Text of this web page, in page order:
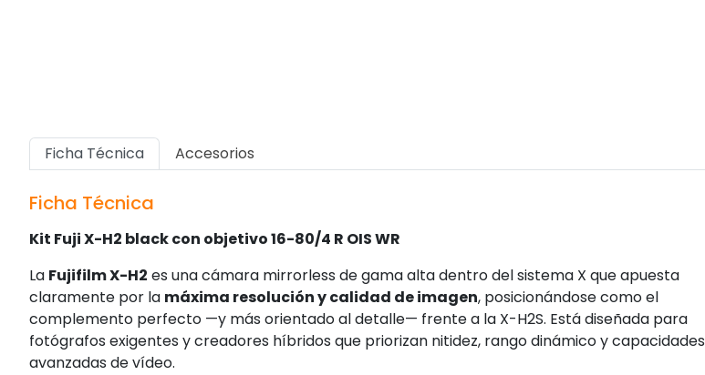
Ficha Técnica Accesorios
Ficha Técnica
Kit Fuji X-H2 black con objetivo 16-80/4 R OIS WR
La Fujifilm X-H2 es una cámara mirrorless de gama alta dentro del sistema X que apuesta
claramente por la máxima resolución y calidad de imagen, posicionándose como el
complemento perfecto —y más orientado al detalle— frente a la X-H2S. Está diseñada para
fotógrafos exigentes y creadores híbridos que priorizan nitidez, rango dinámico y capacidades
avanzadas de vídeo.